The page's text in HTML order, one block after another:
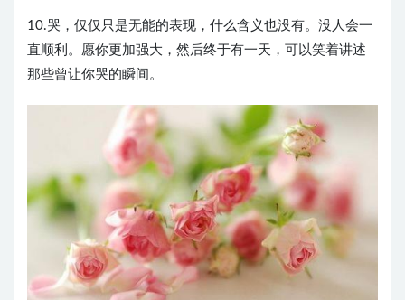
10.哭，仅仅只是无能的表现，什么含义也没有。没人会一
直顺利。愿你更加强大，然后终于有一天，可以笑着讲述
那些曾让你哭的瞬间。 ​​​​